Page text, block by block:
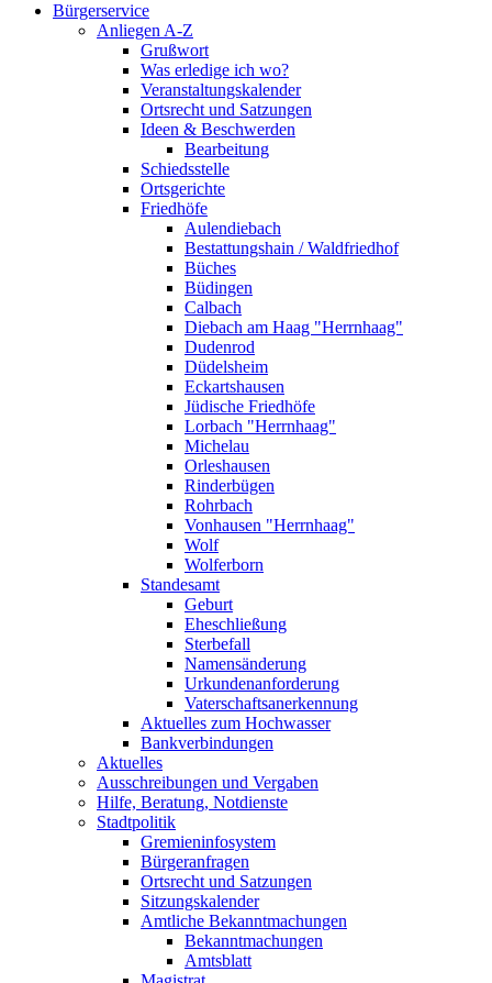
Bürgerservice
Anliegen A-Z
Grußwort
Was erledige ich wo?
Veranstaltungskalender
Ortsrecht und Satzungen
Ideen & Beschwerden
Bearbeitung
Schiedsstelle
Ortsgerichte
Friedhöfe
Aulendiebach
Bestattungshain / Waldfriedhof
Büches
Büdingen
Calbach
Diebach am Haag "Herrnhaag"
Dudenrod
Düdelsheim
Eckartshausen
Jüdische Friedhöfe
Lorbach "Herrnhaag"
Michelau
Orleshausen
Rinderbügen
Rohrbach
Vonhausen "Herrnhaag"
Wolf
Wolferborn
Standesamt
Geburt
Eheschließung
Sterbefall
Namensänderung
Urkundenanforderung
Vaterschaftsanerkennung
Aktuelles zum Hochwasser
Bankverbindungen
Aktuelles
Ausschreibungen und Vergaben
Hilfe, Beratung, Notdienste
Stadtpolitik
Gremieninfosystem
Bürgeranfragen
Ortsrecht und Satzungen
Sitzungskalender
Amtliche Bekanntmachungen
Bekanntmachungen
Amtsblatt